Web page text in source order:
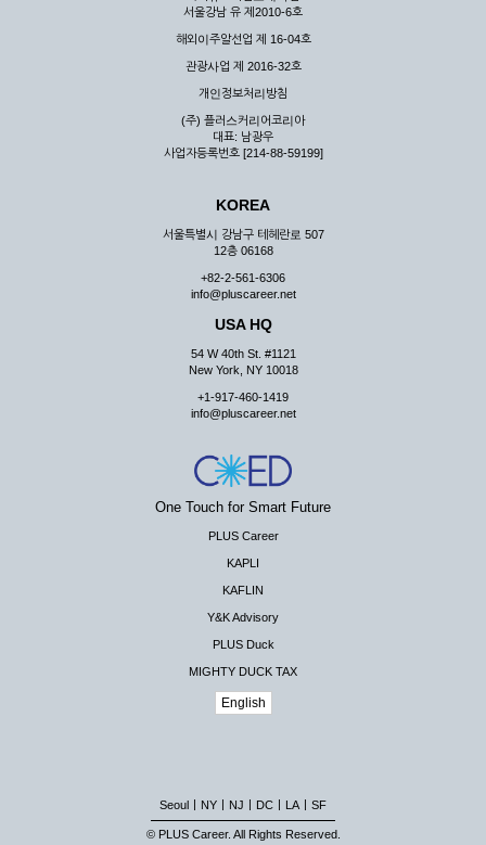
서울강남 유 제2010-6호
해외이주알선업 제 16-04호
관광사업 제 2016-32호
개인정보처리방침
(주) 플러스커리어코리아
대표: 남광우
사업자등록번호 [214-88-59199]
KOREA
서울특별시 강남구 테헤란로 507
12층 06168
+82-2-561-6306
info@pluscareer.net
USA HQ
54 W 40th St. #1121
New York, NY 10018
+1-917-460-1419
info@pluscareer.net
One Touch for Smart Future
PLUS Career
KAPLI
KAFLIN
Y&K Advisory
PLUS Duck
MIGHTY DUCK TAX
English
Seoul NY NJ DC LA SF
© PLUS Career. All Rights Reserved.